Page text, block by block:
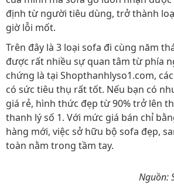
định từ người tiêu dùng, trở thành
giờ lỗi mốt.
Trên đây là 3 loại sofa đi cùng năm
được rất nhiều sự quan tâm từ phía
chứng là tại Shopthanhlyso1.com,
có sức tiêu thụ rất tốt. Nếu bạn có
giá rẻ, hình thức đẹp từ 90% trở lên
thanh lý số 1. Với mức giá bán chỉ
hàng mới, việc sở hữu bộ sofa đẹp,
toàn nằm trong tầm tay.
Nguồn: